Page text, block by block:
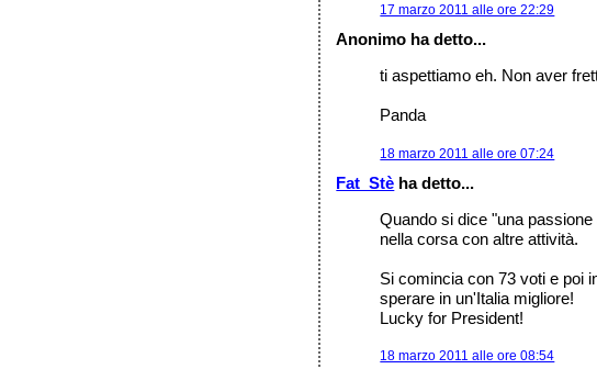
17 marzo 2011 alle ore 22:29
Anonimo ha detto...
ti aspettiamo eh. Non aver
Panda
18 marzo 2011 alle ore 07:24
Fat_Stè ha detto...
Quando si dice "una
nella corsa con altre attività.
Si comincia con 73 voti e poi
sperare in un'Italia migliore!
Lucky for President!
18 marzo 2011 alle ore 08:54